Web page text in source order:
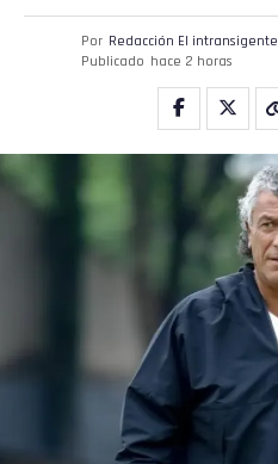
Por Redacción El intransigente
Publicado hace 2 horas